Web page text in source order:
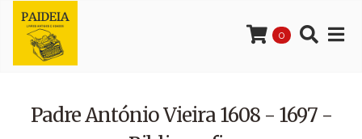
0
Padre António Vieira 1608 - 1697 -